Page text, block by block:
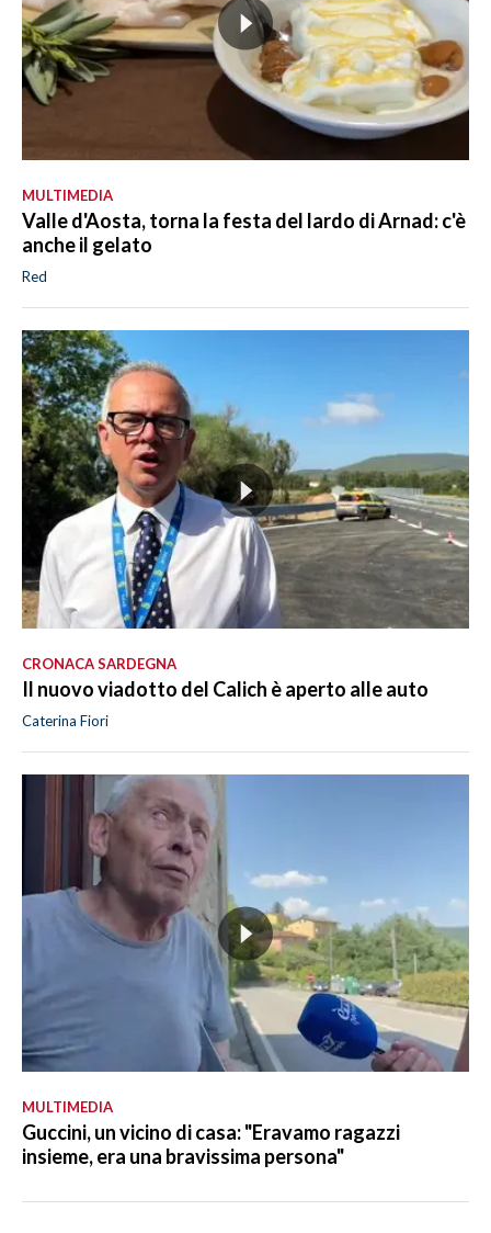
MULTIMEDIA
Valle d'Aosta, torna la festa del lardo di Arnad: c'è
anche il gelato
Red
CRONACA SARDEGNA
Il nuovo viadotto del Calich è aperto alle auto
Caterina Fiori
MULTIMEDIA
Guccini, un vicino di casa: "Eravamo ragazzi
insieme, era una bravissima persona"